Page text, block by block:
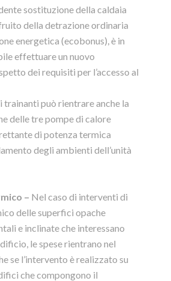
sostituzione della caldaia
della detrazione ordinaria
energetica (ecobonus), è in
effettuare un nuovo
dei requisiti per l’accesso al
può rientrare anche la
delle tre pompe di calore
di potenza termica
degli ambienti dell’unità
– Nel caso di interventi di
delle superfici opache
e inclinate che interessano
le spese rientrano nel
se l’intervento è realizzato su
che compongono il